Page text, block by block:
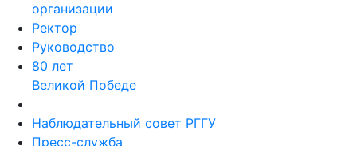
организации
Ректор
Руководство
80 лет
Великой Победе
Наблюдательный совет РГГУ
Пресс-служба